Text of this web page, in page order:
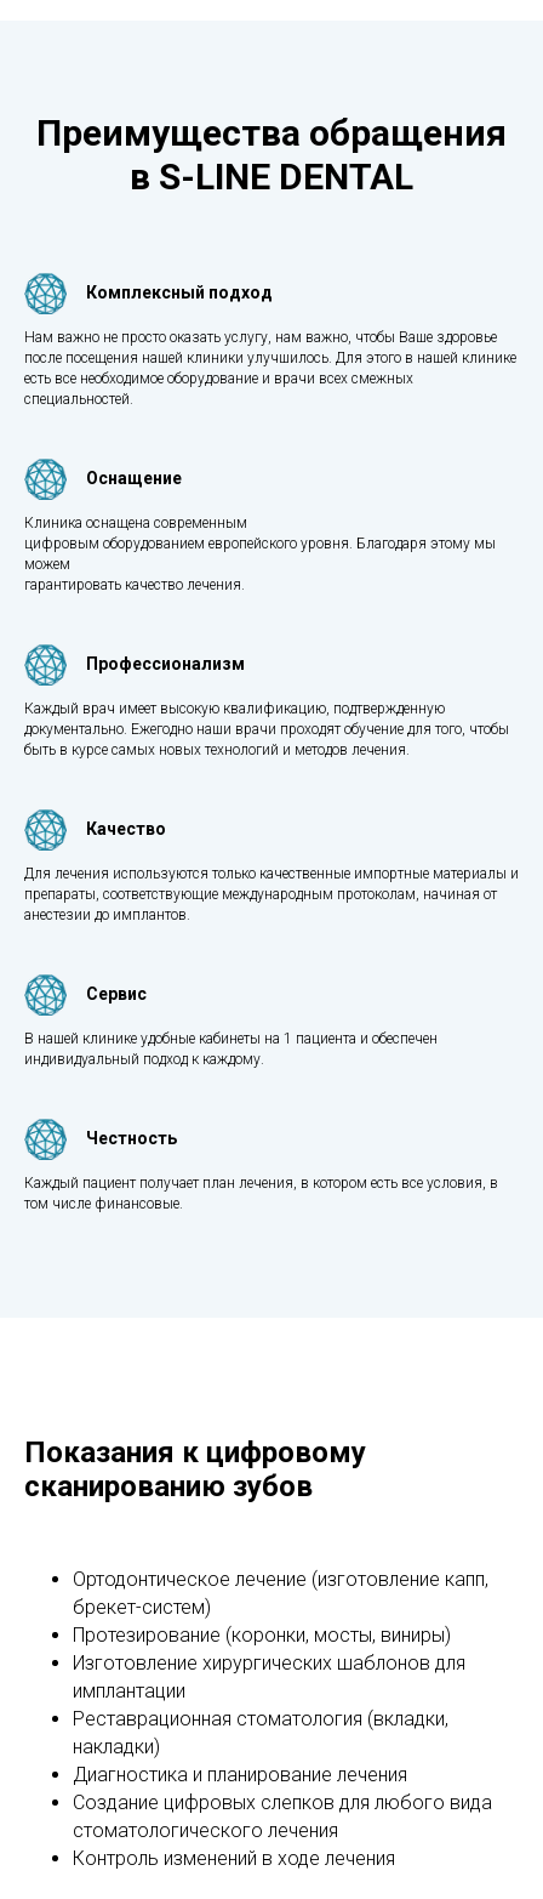
Преимущества обращения
в S-LINE DENTAL
Комплексный подход
Нам важно не просто оказать услугу, нам важно, чтобы Ваше здоровье
после посещения нашей клиники улучшилось. Для этого в нашей клинике
есть все необходимое оборудование и врачи всех смежных
специальностей.
Оснащение
Клиника оснащена современным
цифровым оборудованием европейского уровня. Благодаря этому мы
можем
гарантировать качество лечения.
Профессионализм
Каждый врач имеет высокую квалификацию, подтвержденную
документально. Ежегодно наши врачи проходят обучение для того, чтобы
быть в курсе самых новых технологий и методов лечения.
Качество
Для лечения используются только качественные импортные материалы и
препараты, соответствующие международным протоколам, начиная от
анестезии до имплантов.
Сервис
В нашей клинике удобные кабинеты на 1 пациента и обеспечен
индивидуальный подход к каждому.
Честность
Каждый пациент получает план лечения, в котором есть все условия, в
том числе финансовые.
Показания к цифровому
сканированию зубов
Ортодонтическое лечение (изготовление капп,
брекет-систем)
Протезирование (коронки, мосты, виниры)
Изготовление хирургических шаблонов для
имплантации
Реставрационная стоматология (вкладки,
накладки)
Диагностика и планирование лечения
Создание цифровых слепков для любого вида
стоматологического лечения
Контроль изменений в ходе лечения